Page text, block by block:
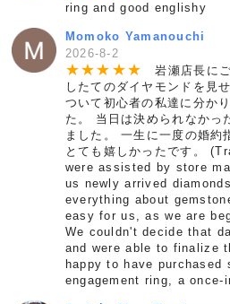
ring and good englishy
Momoko Yamanouchi
2026-8-2
★★★ ★★
岩瀬店長に
したてのダイヤモンドを見
ついて初心者の私達に分か
た。 当日は決められなかっ
ました。 一生に一度の婚約
とても嬉しかったです。
were assisted by store
us newly arrived
everything about
easy for us, as we are
We couldn't decide that
and were able to finalize
happy to have purchased
engagement ring, a